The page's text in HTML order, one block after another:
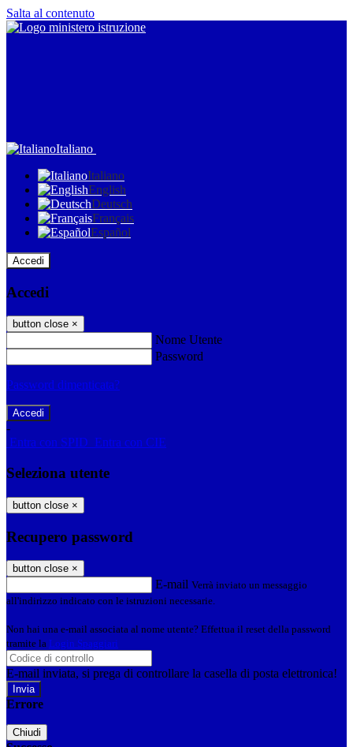
Salta al contenuto
Italiano
Italiano
English
Deutsch
Français
Español
Accedi
Accedi
button close ×
Nome Utente
Password
Password dimenticata?
-
Entra con SPID Entra con CIE
Seleziona utente
button close ×
Recupero password
button close ×
E-mail Verrà inviato un messaggio
all'indirizzo indicato con le istruzioni necessarie.
Non hai una e-mail associata al nome utente? Effettua il reset della password
tramite la Login Spaggiari
E-mail inviata, si prega di controllare la casella di posta elettronica!
Errore
Chiudi